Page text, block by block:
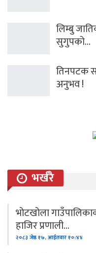
लिम्बु
सुगुपको…
तिनपटक
अनुभव !
भर्खरै
भोटखोला
हाजिर प्रणाली…
२०८३ जेष्ठ १७, आईतवार १०:४४